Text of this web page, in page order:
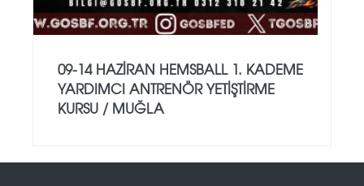
09-14 HAZİRAN HEMSBALL 1. KADEME
YARDIMCI ANTRENÖR YETİŞTİRME
KURSU / MUĞLA